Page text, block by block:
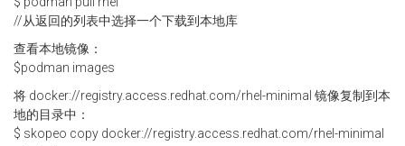
//从返回的列表中选择一个下载到本地库
查看本地镜像：
$podman images
将 docker://registry.access.redhat.com/rhel-minimal 镜像复制到本
地的目录中：
$ skopeo copy docker://registry.access.redhat.com/rhel-minimal